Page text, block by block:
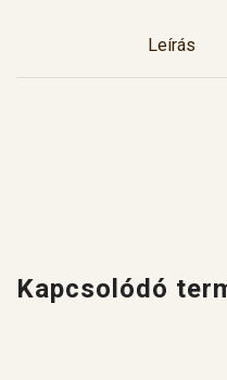
Leírás
Kapcsolódó